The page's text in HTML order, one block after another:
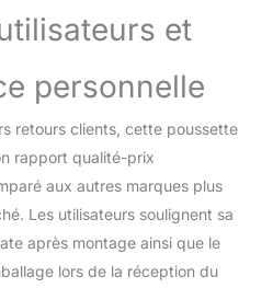
aime explorer le
préfère interagir en
face à face avec
vous, cette
poussette
s'adresse aux deux,
favorisant un lien
plus profond entre
le parent et l'enfant
à chaque sortie, ce
et
personnelle
retours clients, cette poussette
rapport qualité-prix
aux autres marques plus
Les utilisateurs soulignent sa
après montage ainsi que le
lors de la réception du